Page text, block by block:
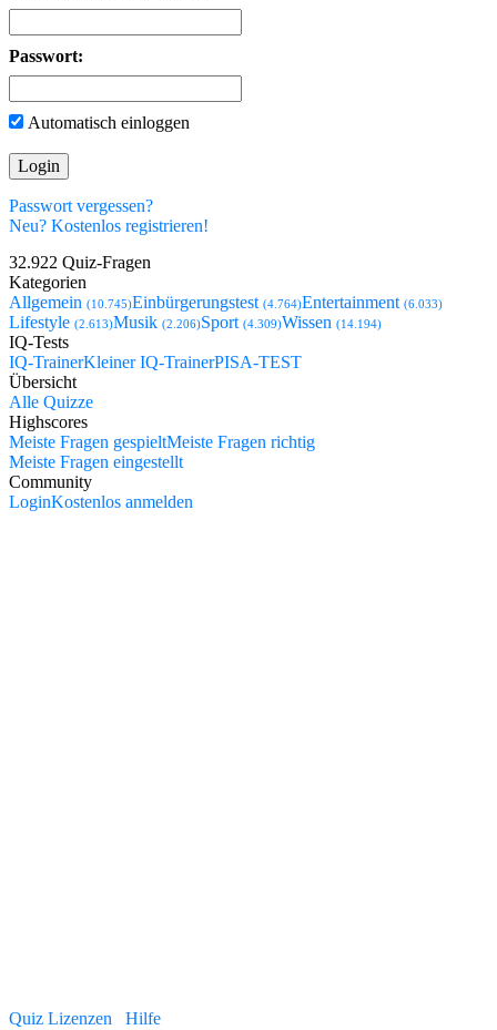
Passwort:
Automatisch einloggen
Passwort vergessen?
Neu? Kostenlos registrieren!
32.922 Quiz-Fragen
Kategorien
Allgemein (10.745)Einbürgerungstest (4.764)Entertainment (6.033)
Lifestyle (2.613)Musik (2.206)Sport (4.309)Wissen (14.194)
IQ-Tests
IQ-TrainerKleiner IQ-TrainerPISA-TEST
Übersicht
Alle Quizze
Highscores
Meiste Fragen gespieltMeiste Fragen richtig
Meiste Fragen eingestellt
Community
LoginKostenlos anmelden
Quiz Lizenzen Hilfe